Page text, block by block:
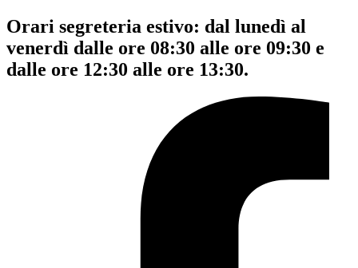
Orari segreteria estivo: dal lunedì al
venerdì dalle ore 08:30 alle ore 09:30 e
dalle ore 12:30 alle ore 13:30.